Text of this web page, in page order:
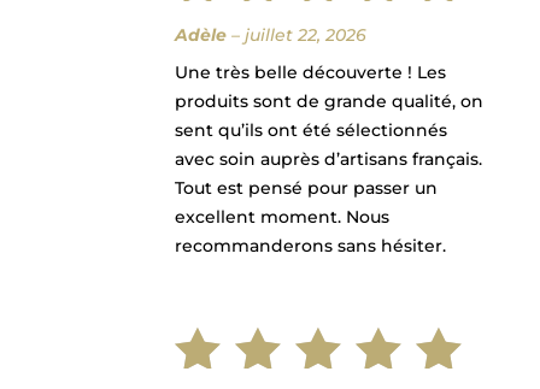
Note5
sur 5
Adèle – juillet 22, 2026
Une très belle découverte ! Les
produits sont de grande qualité, on
sent qu’ils ont été sélectionnés
avec soin auprès d’artisans français.
Tout est pensé pour passer un
excellent moment. Nous
recommanderons sans hésiter.